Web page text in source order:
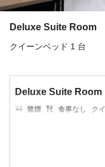
Deluxe Suite Room
クイーンベッド 1 台
Deluxe Suite Room
禁煙 食事なし
ク